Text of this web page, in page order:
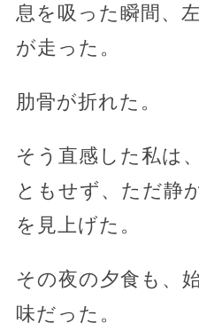
息を吸った瞬間、
が走った。
肋骨が折れた。
そう直感した私は
ともせず、ただ静
を見上げた。
その夜の夕食も、
味だった。